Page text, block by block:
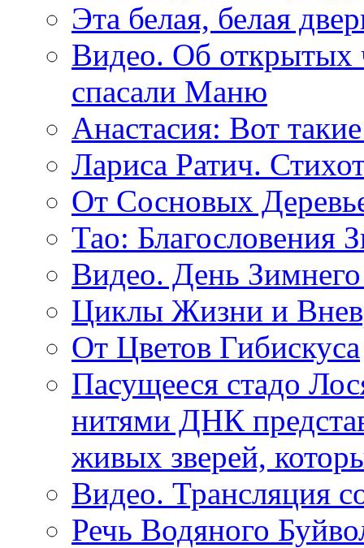
Эта белая, белая
Видео. Об открытых
спасали Маню
Анастасия: Вот
Лариса Ратич.
От Сосновых
Тао: Благословения
Видео. День
Циклы Жизни и
От Цветов Гибискуса
Пасущееся стадо
нитями ДНК
живых зверей,
Видео. Трансляция
Речь Водяного